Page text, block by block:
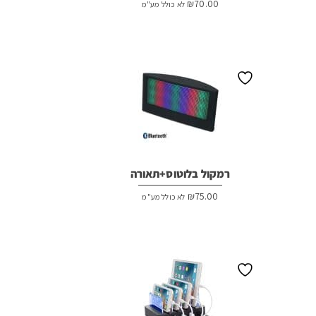
₪70.00 לא כולל מע"מ
רמקול בלוטוס+תאורה
₪75.00 לא כולל מע"מ